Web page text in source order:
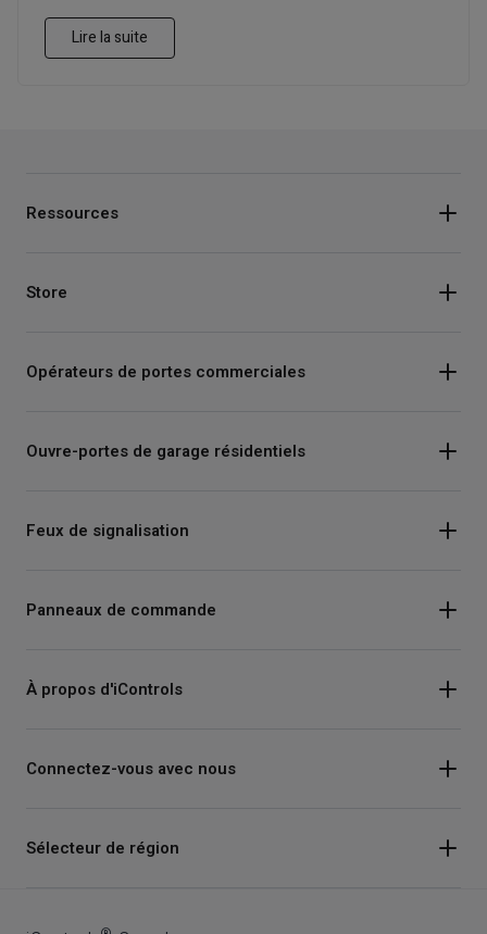
Lire la suite
Ressources
Store
Opérateurs de portes commerciales
Ouvre-portes de garage résidentiels
Feux de signalisation
Panneaux de commande
À propos d'iControls
Connectez-vous avec nous
Sélecteur de région